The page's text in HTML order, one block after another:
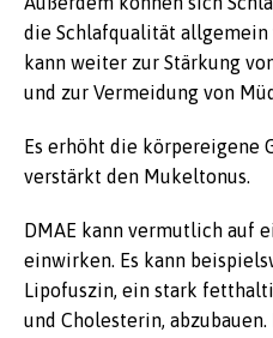
die Schlafqualität allgemein
kann weiter zur Stärkung
und zur Vermeidung von
Es erhöht die körpereigene
verstärkt den Mukeltonus.
DMAE kann vermutlich auf
einwirken. Es kann
Lipofuszin, ein stark
und Cholesterin,